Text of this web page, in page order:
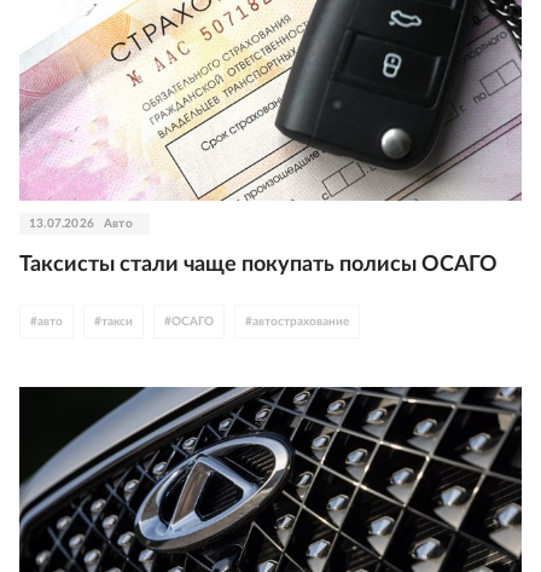
13.07.2026 Авто
Таксисты стали чаще покупать полисы ОСАГО
#авто #такси #ОСАГО #автострахование